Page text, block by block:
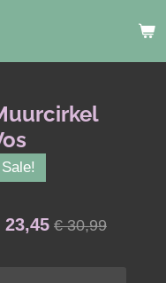
Sale!
23,45 € 30,99